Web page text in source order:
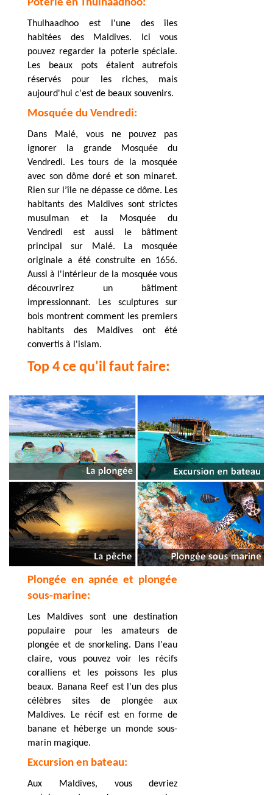
Poterie en Thulhaadhoo:
Thulhaadhoo est l'une des îles
habitées des Maldives. Ici vous
pouvez regarder la poterie spéciale.
Les beaux pots étaient autrefois
réservés pour les riches, mais
aujourd'hui c'est de beaux souvenirs.
Mosquée du Vendredi:
Dans Malé, vous ne pouvez pas
ignorer la grande Mosquée du
Vendredi. Les tours de la mosquée
avec son dôme doré et son minaret.
Rien sur l’île ne dépasse ce dôme. Les
habitants des Maldives sont strictes
musulman et la Mosquée du
Vendredi est aussi le bâtiment
principal sur Malé. La mosquée
originale a été construite en 1656.
Aussi à l'intérieur de la mosquée vous
découvrirez un bâtiment
impressionnant. Les sculptures sur
bois montrent comment les premiers
habitants des Maldives ont été
convertis à l'islam.
Top 4 ce qu'il faut faire:
Plongée en apnée et plongée
sous-marine:
Les Maldives sont une destination
populaire pour les amateurs de
plongée et de snorkeling. Dans l'eau
claire, vous pouvez voir les récifs
coralliens et les poissons les plus
beaux. Banana Reef est l'un des plus
célèbres sites de plongée aux
Maldives. Le récif est en forme de
banane et héberge un monde sous-
marin magique.
Excursion en bateau:
Aux Maldives, vous devriez